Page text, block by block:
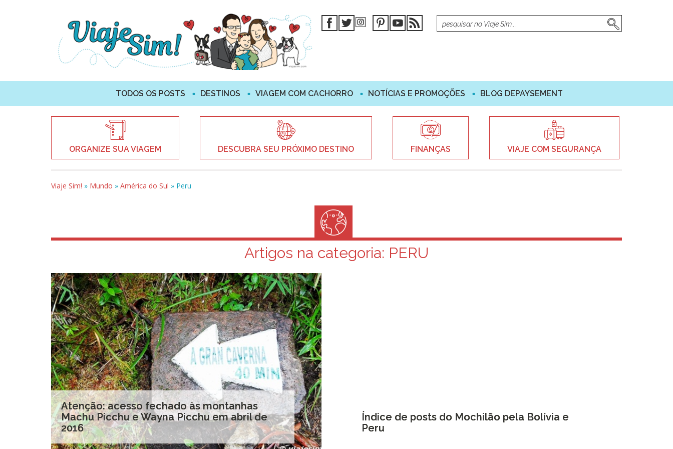
TODOS OS POSTS DESTINOS VIAGEM COM CACHORRO NOTÍCIAS E PROMOÇÕES BLOG DEPAYSEMENT
ORGANIZE SUA VIAGEM DESCUBRA SEU PRÓXIMO DESTINO FINANÇAS VIAJE COM SEGURANÇA
Viaje Sim! » Mundo » América do Sul » Peru
Artigos na categoria: PERU
Atenção: acesso fechado às montanhas
Machu Picchu e Wayna Picchu em abril de
2016
Índice de posts do Mochilão pela Bolívia e
Peru